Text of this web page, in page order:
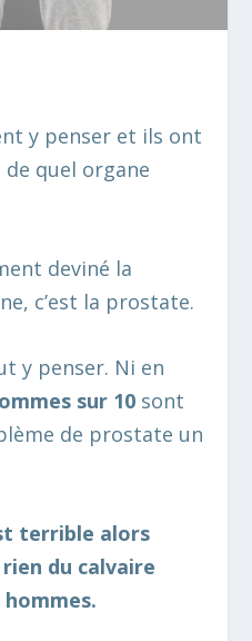
y penser et ils ont
quel organe
deviné la
c’est la prostate.
y penser. Ni en
sur 10sont
de prostate un
terrible alors
du calvaire